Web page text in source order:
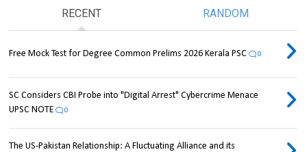
RECENT RANDOM
Free Mock Test for Degree Common Prelims 2026 Kerala PSC 0
SC Considers CBI Probe into "Digital Arrest" Cybercrime Menace
UPSC NOTE
0
The US-Pakistan Relationship: A Fluctuating Alliance and its